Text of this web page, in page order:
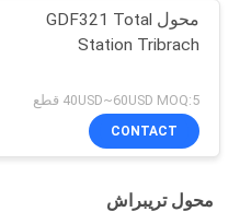
محول GDF321 Total
Station Tribrach
40USD~60USD MOQ:5 قطع
CONTACT
محول تريبراش